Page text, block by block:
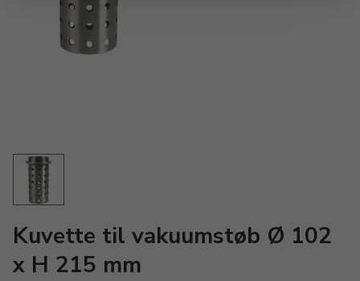
Kuvette til vakuumstøb Ø 102
x H 215 mm